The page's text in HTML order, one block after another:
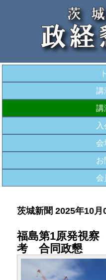
講
講
会
お
会
茨城新聞 2025年10月
福島第1原発視
考 合同政懇